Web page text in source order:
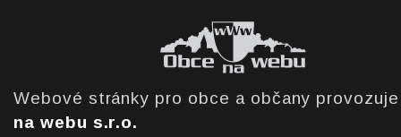
Webové stránky pro obce a občany
na webu s.r.o.